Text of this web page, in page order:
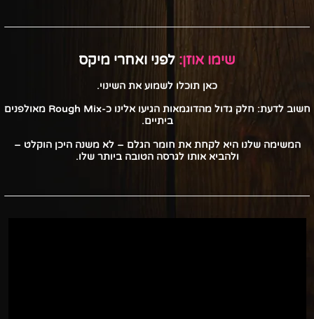
שימו אוזן: לפני ואחרי מיקס
כאן תוכלו לשמוע את השינוי.
חשוב לדעת: חלק גדול מהדוגמאות הגיעו אלינו כ-Rough Mix מאולפנים
ביתיים.
המשימה שלנו היא לקחת את חומר הגלם – לא משנה היכן הוקלט –
ולהביא אותו לגרסה הטובה ביותר שלו.